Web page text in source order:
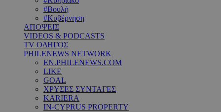
#Βουλή
#Κυβέρνηση
ΑΠΟΨΕΙΣ
VIDEOS & PODCASTS
TV ΟΔΗΓΟΣ
PHILENEWS NETWORK
EN.PHILENEWS.COM
LIKE
GOAL
ΧΡΥΣΕΣ ΣΥΝΤΑΓΕΣ
KARIERA
IN-CYPRUS PROPERTY